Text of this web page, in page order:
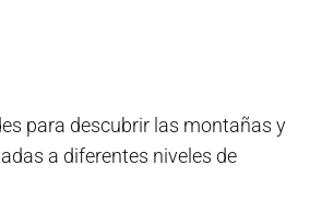
para descubrir las montañas y
a diferentes niveles de